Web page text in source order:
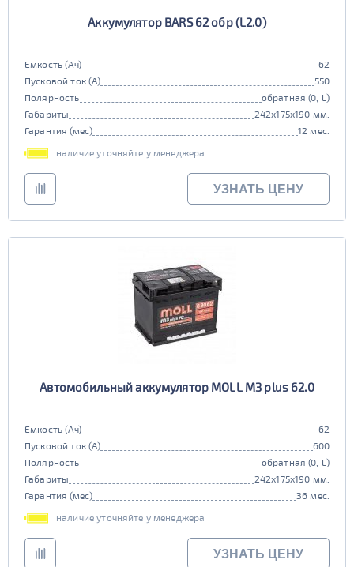
Аккумулятор BARS 62 обр (L2.0)
Емкость (Ач)
62
Пусковой ток (А)
550
Полярность
обратная (0, L)
Габариты
242x175x190 мм.
Гарантия (мес)
12 мес.
наличие уточняйте у менеджера
УЗНАТЬ ЦЕНУ
Автомобильный аккумулятор MOLL M3 plus 62.0
Емкость (Ач)
62
Пусковой ток (А)
600
Полярность
обратная (0, L)
Габариты
242x175x190 мм.
Гарантия (мес)
36 мес.
наличие уточняйте у менеджера
УЗНАТЬ ЦЕНУ